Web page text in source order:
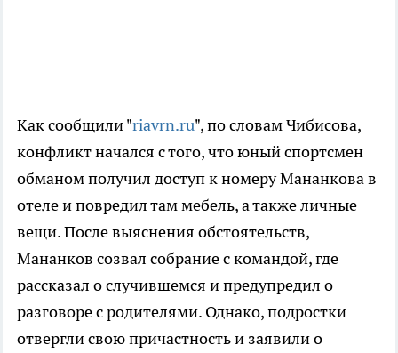
Как сообщили "riavrn.ru", по словам Чибисова,
конфликт начался с того, что юный спортсмен
обманом получил доступ к номеру Мананкова в
отеле и повредил там мебель, а также личные
вещи. После выяснения обстоятельств,
Мананков созвал собрание с командой, где
рассказал о случившемся и предупредил о
разговоре с родителями. Однако, подростки
отвергли свою причастность и заявили о